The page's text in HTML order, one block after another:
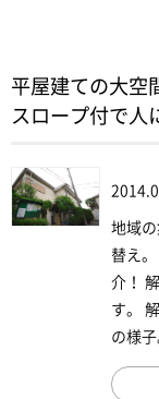
平屋建ての大空
スロープ付で人
地域
替え
介！
す。
の様